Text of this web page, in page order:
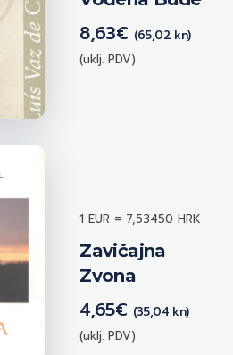
8,63€ (65,02 kn)
(uklj. PDV)
Zavičajna
Zvona
4,65€ (35,04 kn)
(uklj. PDV)
1 EUR = 7,53450 HRK